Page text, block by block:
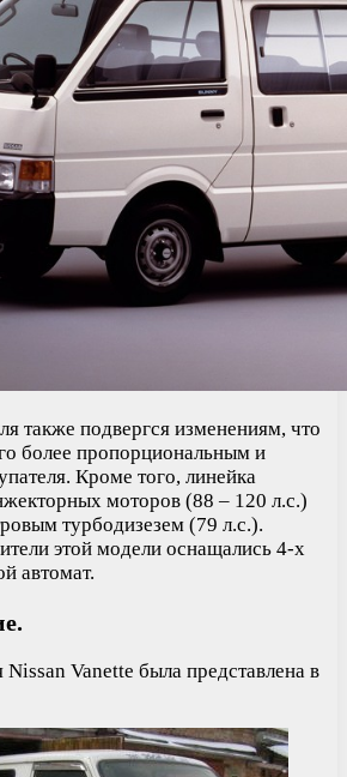
также подвергся изменениям, что
более пропорциональным и
Кроме того, линейка
моторов (88 – 120 л.с.)
турбодизезем (79 л.с.).
этой модели оснащались 4-х
автомат.
Vanette была представлена в